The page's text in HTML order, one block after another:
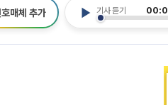
기사 듣기
매체 추가